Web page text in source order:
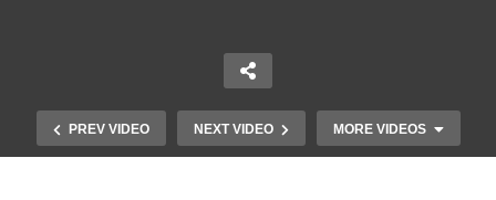
PREV VIDEO NEXT VIDEO MORE VIDEOS